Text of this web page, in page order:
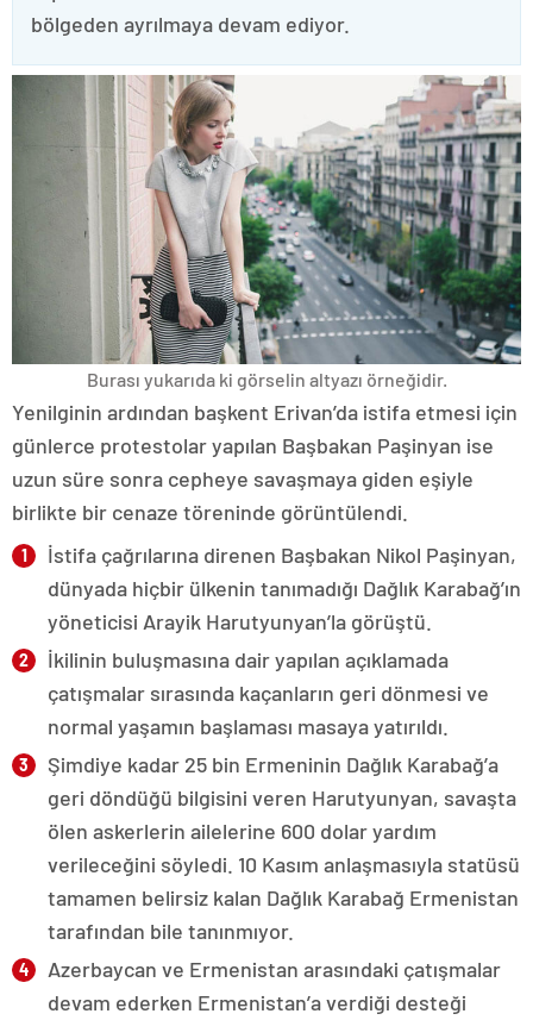
bölgeden ayrılmaya devam ediyor.
Burası yukarıda ki görselin altyazı örneğidir.
Yenilginin ardından başkent Erivan’da istifa etmesi için
günlerce protestolar yapılan Başbakan Paşinyan ise
uzun süre sonra cepheye savaşmaya giden eşiyle
birlikte bir cenaze töreninde görüntülendi.
İstifa çağrılarına direnen Başbakan Nikol Paşinyan,
dünyada hiçbir ülkenin tanımadığı Dağlık Karabağ’ın
yöneticisi Arayik Harutyunyan’la görüştü.
İkilinin buluşmasına dair yapılan açıklamada
çatışmalar sırasında kaçanların geri dönmesi ve
normal yaşamın başlaması masaya yatırıldı.
Şimdiye kadar 25 bin Ermeninin Dağlık Karabağ’a
geri döndüğü bilgisini veren Harutyunyan, savaşta
ölen askerlerin ailelerine 600 dolar yardım
verileceğini söyledi. 10 Kasım anlaşmasıyla statüsü
tamamen belirsiz kalan Dağlık Karabağ Ermenistan
tarafından bile tanınmıyor.
Azerbaycan ve Ermenistan arasındaki çatışmalar
devam ederken Ermenistan’a verdiği desteği